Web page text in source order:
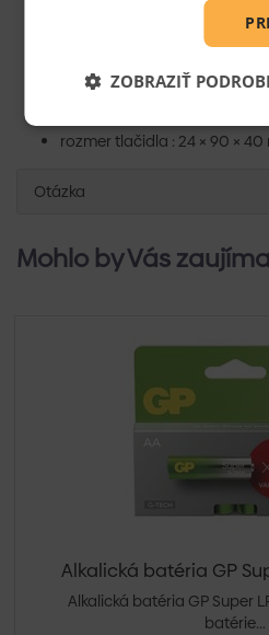
spôsob párovania :
vodeodolné tlačidlo : IP44
spôsob prenosu :
rozmer tlačidla : 24 × 90 × 40
Otázka
Mohlo by Vás
Alkalická batéria GP
Alkalická batéria GP Super
batérie...
ZOBRAZIŤ